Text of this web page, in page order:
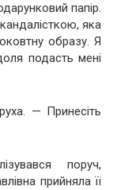
папір.
яка
образу. Я
подасть мені
— Принесіть
поруч,
прийняла її